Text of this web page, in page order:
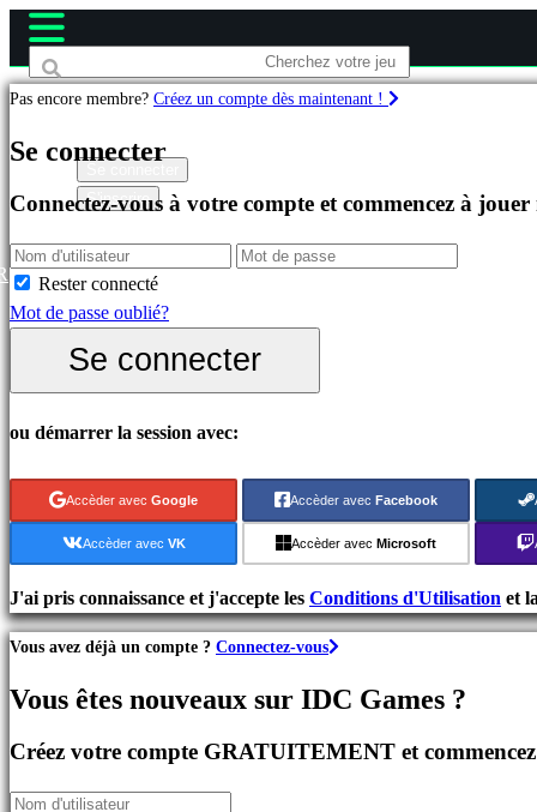
Jeux
Célèbres
Nouveautés
Free
Play
Catégories
d'Action
Jeux
de
Stratégie
Jeux
d'Aventure
Jeux
Jeux
RPG
de
S'inscrire
Pas encore membre? Créez un compte dès maintenant !
Se connecter
Connectez-vous à votre compte et commencez à
Rester connecté
Mot de passe oublié?
Se connecter
ou démarrer la session avec:
Accèder avec Google Accèder avec Facebook
Accèder avec VK Accèder avec Microsoft
J'ai pris connaissance et j'accepte les Conditions d'Utilisation et la
Vous avez déjà un compte ? Connectez-vous
Vous êtes nouveaux sur IDC Games ?
Créez votre compte GRATUITEMENT et